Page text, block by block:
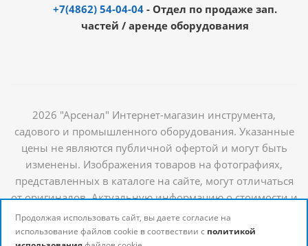
+7(4862) 54-04-04 - Отдел по продаже зап.
частей / аренде оборудования
2026 "Арсенал" Интернет-магазин инструмента,
садового и промышленного оборудования. Указанные
цены не являются публичной офертой и могут быть
изменены. Изображения товаров на фотографиях,
представленных в каталоге на сайте, могут отличаться
от оригиналов. Актуальную информацию о стоимости и
наличии товаров можно получить у наших
менеджеров
Продолжая использовать сайт, вы даете согласие на
использование файлов cookie в соотвествии с политикой